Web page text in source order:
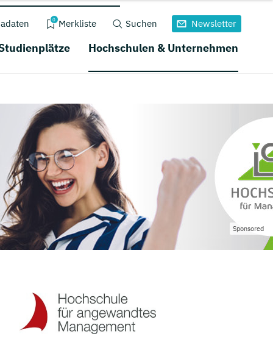
0 Merkliste Suchen Newsletter
Hochschulen & Unternehmen
Sponsored